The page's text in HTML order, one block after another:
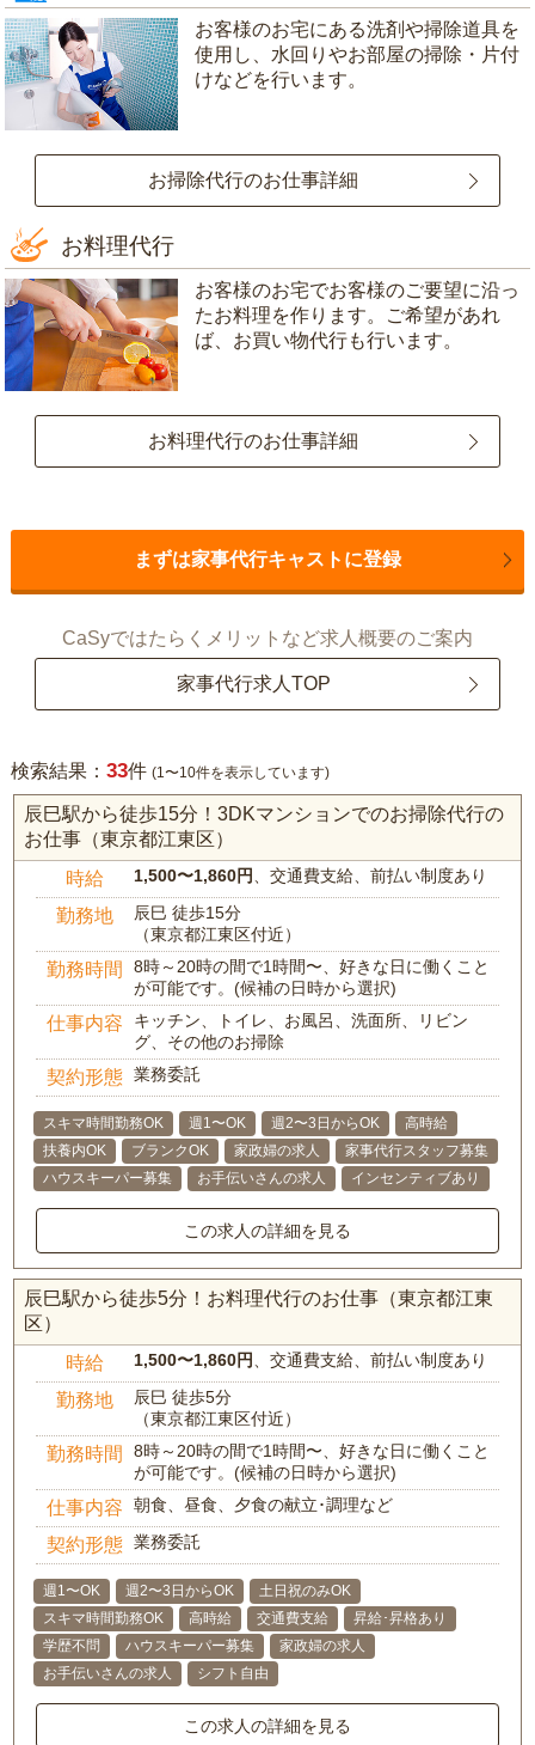
お客様のお宅にある洗剤や掃除道具を
使用し、水回りやお部屋の掃除・片付
けなどを行います。
お掃除代行のお仕事詳細
お料理代行
お客様のお宅でお客様のご要望に沿っ
たお料理を作ります。ご希望があれ
ば、お買い物代行も行います。
お料理代行のお仕事詳細
まずは家事代行キャストに登録
CaSyではたらくメリットなど求人概要のご案内
家事代行求人TOP
検索結果： 33件 (1〜10件を表示しています)
辰巳駅から徒歩15分！3DKマンションでのお掃除代行の
お仕事（東京都江東区）
時給 1,500〜1,860円 、交通費支給、前払い制度あり
勤務地
辰巳 徒歩15分
（東京都江東区付近）
勤務時間
8時～20時の間で1時間〜、好きな日に働くこと
が可能です。(候補の日時から選択)
仕事内容
キッチン、トイレ、お風呂、洗面所、リビン
グ、その他のお掃除
契約形態 業務委託
スキマ時間勤務OK 週1〜OK 週2〜3日からOK
高時給
扶養内OK
ブランクOK 家政婦の求人
家事代行スタッフ募集
ハウスキーパー募集
お手伝いさんの求人 インセンティブあり
この求人の詳細を見る
辰巳駅から徒歩5分！お料理代行のお仕事（東京都江東
区）
時給 1,500〜1,860円 、交通費支給、前払い制度あり
勤務地
辰巳 徒歩5分
（東京都江東区付近）
勤務時間
8時～20時の間で1時間〜、好きな日に働くこと
が可能です。(候補の日時から選択)
仕事内容 朝食、昼食、夕食の献立･調理など
契約形態 業務委託
週1〜OK 週2〜3日からOK
土日祝のみOK
スキマ時間勤務OK
高時給 交通費支給
昇給･昇格あり
学歴不問
ハウスキーパー募集
家政婦の求人
お手伝いさんの求人
シフト自由
この求人の詳細を見る